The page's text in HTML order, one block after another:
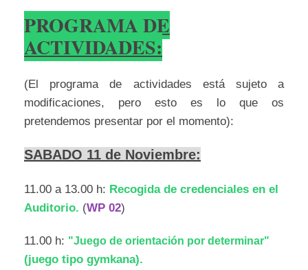
PROGRAMA DE
ACTIVIDADES:
(El programa de actividades está sujeto a
modificaciones, pero esto es lo que os
pretendemos presentar por el momento):
SABADO 11 de Noviembre:
11.00 a 13.00 h: Recogida de credenciales en el
Auditorio. (WP 02)
11.00 h: "Juego de orientación por determinar"
(juego tipo gymkana).